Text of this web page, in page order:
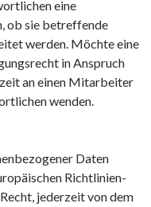
eine
ob sie betreffende
werden. Möchte eine
in Anspruch
an einen Mitarbeiter
wenden.
Daten
Richtlinien-
jederzeit von dem